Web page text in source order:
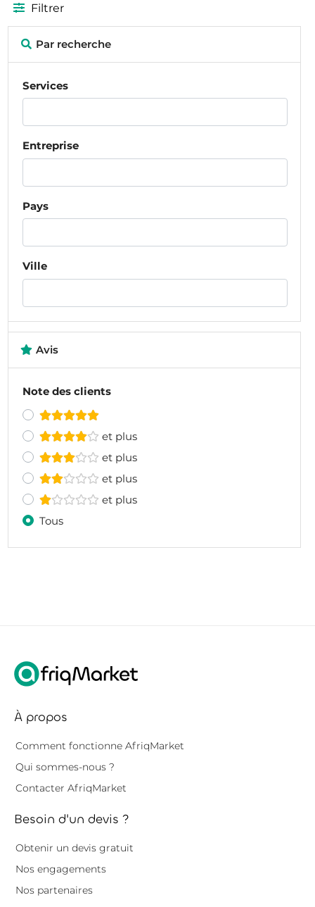
Filtrer
Par recherche
Services
Entreprise
Pays
Ville
Avis
Note des clients
et plus
et plus
et plus
et plus
Tous
À propos
Comment fonctionne AfriqMarket
Qui sommes-nous ?
Contacter AfriqMarket
Besoin d'un devis ?
Obtenir un devis gratuit
Nos engagements
Nos partenaires